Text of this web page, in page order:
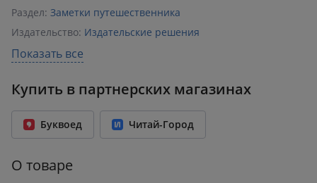
Раздел: Заметки путешественника
Издательство: Издательские решения
ISBN: 978-5-0059-8180-6
Год издания: 2023
Количество страниц: 238
Переплет: Мягкий переплёт
Вес: 0.29 кг
Показать все
Купить в партнерских магазинах
Буквоед Читай-Город
О товаре